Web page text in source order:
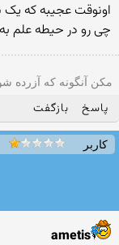
اونوقت عجیبه که
چی رو در حیطه علم
مکن آنگونه که آزرده
پاسخ بازگفت
کاربر
ametis